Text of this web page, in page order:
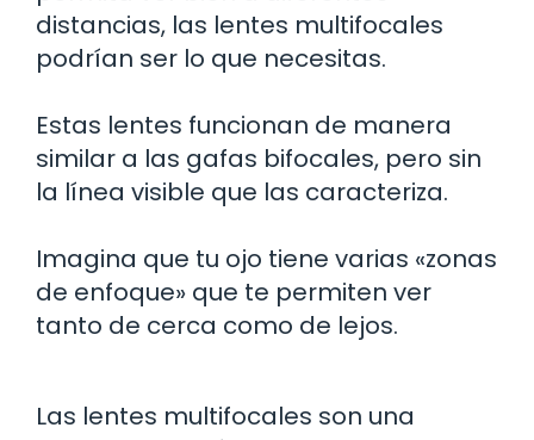
distancias, las lentes multifocales
podrían ser lo que necesitas.
Estas lentes funcionan de manera
similar a las gafas bifocales, pero sin
la línea visible que las caracteriza.
Imagina que tu ojo tiene varias «zonas
de enfoque» que te permiten ver
tanto de cerca como de lejos.
Las lentes multifocales son una